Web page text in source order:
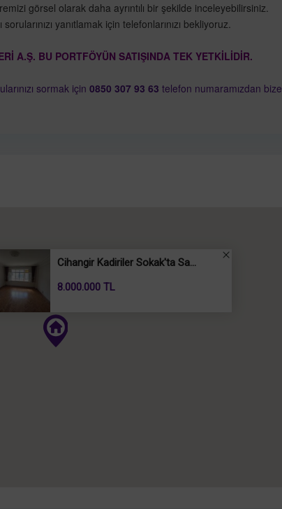
görsel olarak daha ayrıntılı bir şekilde inceleyebilirsiniz.
yanıtlamak için telefonlarınızı bekliyoruz.
A.Ş. BU PORTFÖYÜN SATIŞINDA TEK YETKİLİDİR.
sormak için 0850 307 93 63 telefon numaramızdan bize
Cihangir Kadiriler Sokak'ta Sa...
8.000.000 TL